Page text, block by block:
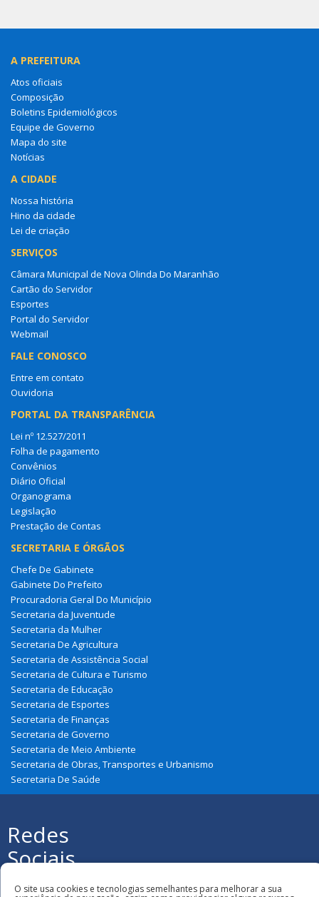
A PREFEITURA
Atos oficiais
Composição
Boletins Epidemiológicos
Equipe de Governo
Mapa do site
Notícias
A CIDADE
Nossa história
Hino da cidade
Lei de criação
SERVIÇOS
Câmara Municipal de Nova Olinda Do Maranhão
Cartão do Servidor
Esportes
Portal do Servidor
Webmail
FALE CONOSCO
Entre em contato
Ouvidoria
PORTAL DA TRANSPARÊNCIA
Lei nº 12.527/2011
Folha de pagamento
Convênios
Diário Oficial
Organograma
Legislação
Prestação de Contas
SECRETARIA E ÓRGÃOS
Chefe De Gabinete
Gabinete Do Prefeito
Procuradoria Geral Do Município
Secretaria da Juventude
Secretaria da Mulher
Secretaria De Agricultura
Secretaria de Assistência Social
Secretaria de Cultura e Turismo
Secretaria de Educação
Secretaria de Esportes
Secretaria de Finanças
Secretaria de Governo
Secretaria de Meio Ambiente
Secretaria de Obras, Transportes e Urbanismo
Secretaria De Saúde
Redes
Sociais
Municipal de Nova Olinda Do Maranhão
O site usa cookies e tecnologias semelhantes para melhorar a sua